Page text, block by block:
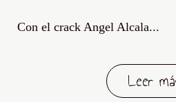
Con el crack Angel Alcala...
Leer